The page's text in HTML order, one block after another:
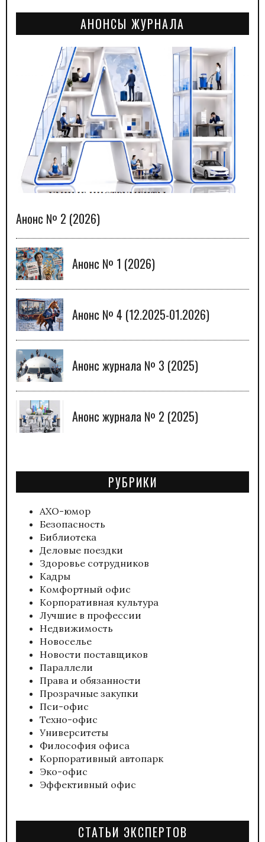
АНОНСЫ ЖУРНАЛА
Анонс № 2 (2026)
Анонс № 1 (2026)
Анонс № 4 (12.2025-01.2026)
Анонс журнала № 3 (2025)
Анонс журнала № 2 (2025)
РУБРИКИ
АХО-юмор
Безопасность
Библиотека
Деловые поездки
Здоровье сотрудников
Кадры
Комфортный офис
Корпоративная культура
Лучшие в профессии
Недвижимость
Новоселье
Новости поставщиков
Параллели
Права и обязанности
Прозрачные закупки
Пси-офис
Техно-офис
Университеты
Философия офиса
Корпоративный автопарк
Эко-офис
Эффективный офис
СТАТЬИ ЭКСПЕРТОВ